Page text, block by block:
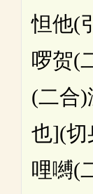
怛他(
啰贺(
(二合
也](切
哩嚩(